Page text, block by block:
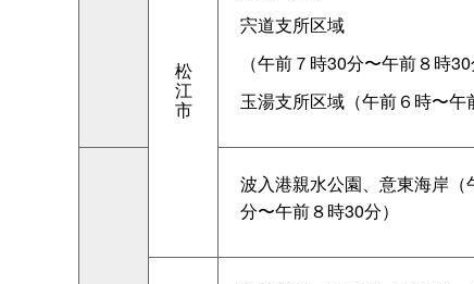
松
江
市
宍道支所区域
（午前７時30分〜午前８時30
玉湯支所区域（午前６時〜午
波入港親水公園、意東海岸（
分〜午前８時30分）